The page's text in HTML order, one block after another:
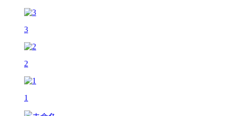
3
2
1